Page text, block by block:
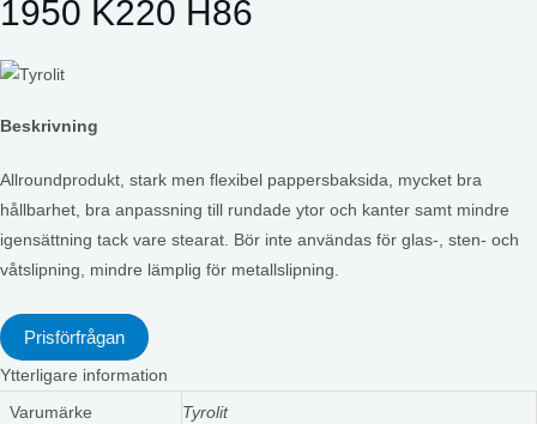
1950 K220 H86
Beskrivning
Allroundprodukt, stark men flexibel pappersbaksida, mycket bra
hållbarhet, bra anpassning till rundade ytor och kanter samt mindre
igensättning tack vare stearat. Bör inte användas för glas-, sten- och
våtslipning, mindre lämplig för metallslipning.
Prisförfrågan
Ytterligare information
Varumärke Tyrolit